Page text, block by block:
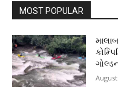
MOST POPULAR